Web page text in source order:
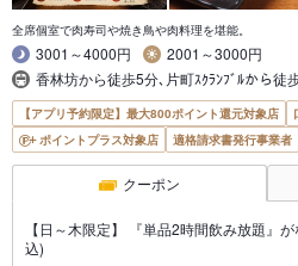
全席個室で肉寿司や焼き鳥や肉料理を堪能。
3001～4000円
2001～3000円
香林坊から徒歩5分､片町ｽｸﾗﾝﾌﾞﾙから徒
【アプリ予約限定】最大800ポイント還元対象店
ポイントプラス対象店
適格請求書発行事業者
クーポン
【日～木限定】 『単品2時間飲み放題』
込)